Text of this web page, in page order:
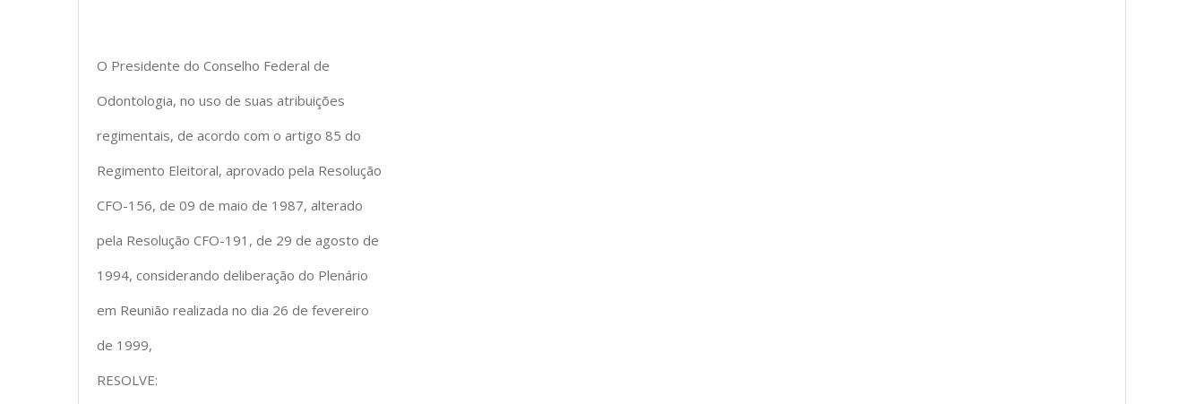
O Presidente do Conselho Federal de
Odontologia, no uso de suas atribuições
regimentais, de acordo com o artigo 85 do
Regimento Eleitoral, aprovado pela Resolução
CFO-156, de 09 de maio de 1987, alterado
pela Resolução CFO-191, de 29 de agosto de
1994, considerando deliberação do Plenário
em Reunião realizada no dia 26 de fevereiro
de 1999,
RESOLVE: